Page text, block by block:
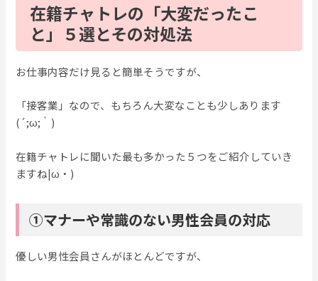
在籍チャトレの「大変だったこ
と」５選とその対処法
お仕事内容だけ見ると簡単そうですが、
「接客業」なので、もちろん大変なことも少しあります
(´;ω;｀)
在籍チャトレに聞いた最も多かった５つをご紹介していき
ますね|ω・)
①マナーや常識のない男性会員の対応
優しい男性会員さんがほとんどですが、